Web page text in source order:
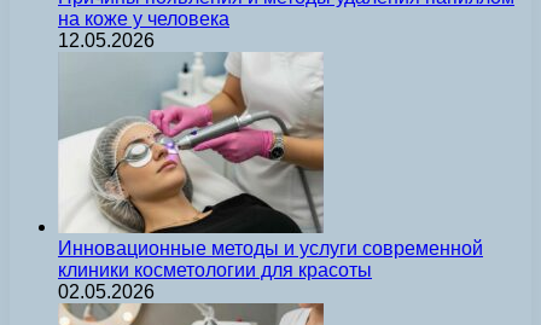
на коже у человека
12.05.2026
Инновационные методы и услуги современной
клиники косметологии для красоты
02.05.2026